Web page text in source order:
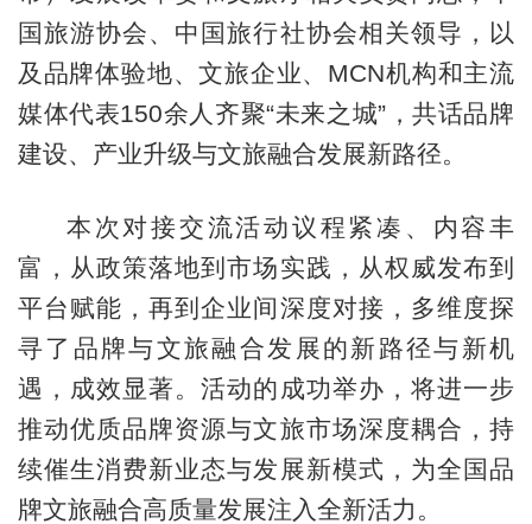
国旅游协会、中国旅行社协会相关领导，以
及品牌体验地、文旅企业、MCN机构和主流
媒体代表150余人齐聚“未来之城”，共话品牌
建设、产业升级与文旅融合发展新路径。
本次对接交流活动议程紧凑、内容丰
富，从政策落地到市场实践，从权威发布到
平台赋能，再到企业间深度对接，多维度探
寻了品牌与文旅融合发展的新路径与新机
遇，成效显著。活动的成功举办，将进一步
推动优质品牌资源与文旅市场深度耦合，持
续催生消费新业态与发展新模式，为全国品
牌文旅融合高质量发展注入全新活力。